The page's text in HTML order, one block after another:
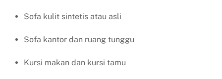
Sofa kulit sintetis atau asli
Sofa kantor dan ruang tunggu
Kursi makan dan kursi tamu